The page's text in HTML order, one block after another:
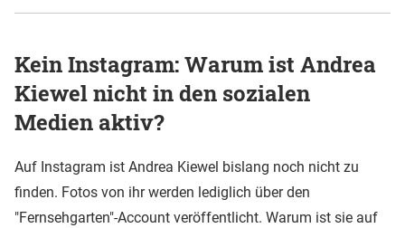
Kein Instagram: Warum ist Andrea
Kiewel nicht in den sozialen
Medien aktiv?
Auf Instagram ist Andrea Kiewel bislang noch nicht zu
finden. Fotos von ihr werden lediglich über den
"Fernsehgarten"-Account veröffentlicht. Warum ist sie auf